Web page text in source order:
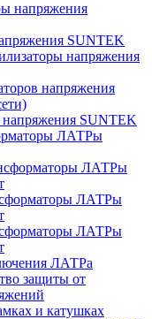
напряжения
SUNTEK
напряжения
напряжения
напряжения SUNTEK
ЛАТРы
ЛАТРы
ЛАТРы
ЛАТРы
ЛАТРа
защиты от
и катушках